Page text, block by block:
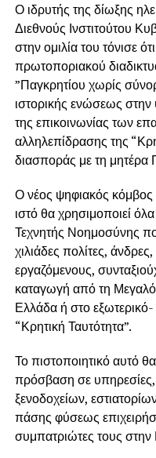
Ο ιδρυτής της δίωξης
Διεθνούς Ινστιτούτου
στην ομιλία του τόνισε
πρωτοποριακού
”Παγκρητίου χωρίς
ιστορικής ενώσεως
της επικοινωνίας των
αλληλεπίδρασης της
διασποράς με τη μητέρα
Ο νέος ψηφιακός
ιστό θα χρησιμοποιεί
Τεχνητής Νοημοσύνης
χιλιάδες πολίτες,
εργαζόμενους,
καταγωγή από τη
Ελλάδα ή στο
“Κρητική Ταυτότητα”.
Το πιστοποιητικό αυτό
πρόσβαση σε υπηρεσίες,
ξενοδοχείων,
πάσης φύσεως
συμπατριώτες τους